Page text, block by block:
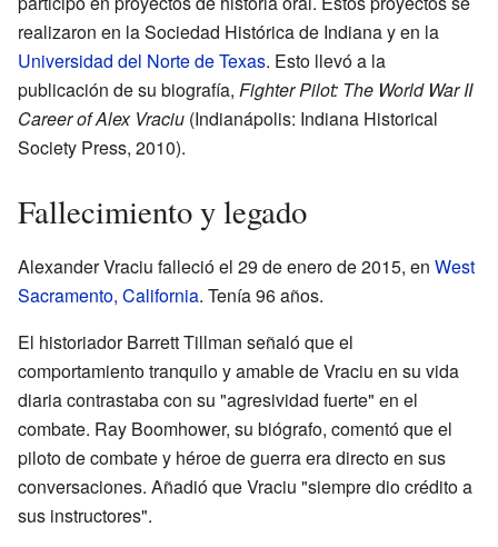
realizaron en la Sociedad Histórica de Indiana y en la
Universidad del Norte de Texas. Esto llevó a la
publicación de su biografía, Fighter Pilot: The World War II
Career of Alex Vraciu (Indianápolis: Indiana Historical
Society Press, 2010).
Fallecimiento y legado
Alexander Vraciu falleció el 29 de enero de 2015, en West
Sacramento, California. Tenía 96 años.
El historiador Barrett Tillman señaló que el
comportamiento tranquilo y amable de Vraciu en su vida
diaria contrastaba con su "agresividad fuerte" en el
combate. Ray Boomhower, su biógrafo, comentó que el
piloto de combate y héroe de guerra era directo en sus
conversaciones. Añadió que Vraciu "siempre dio crédito a
sus instructores".